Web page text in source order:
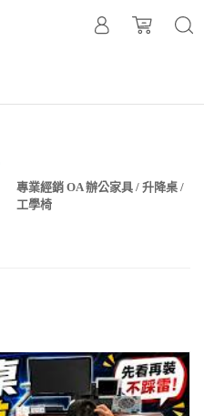
專業經銷 OA 辦公家具 / 升降桌 /
工學椅